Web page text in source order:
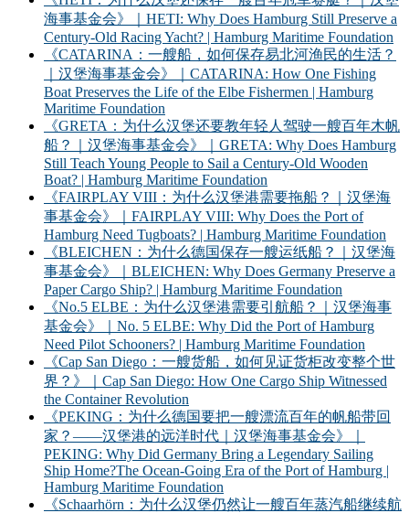
海事基金会》｜HETI: Why Does Hamburg Still Preserve a
Century-Old Racing Yacht? | Hamburg Maritime Foundation
《CATARINA：一艘船，如何保存易北河渔民的生活？
｜汉堡海事基金会》｜CATARINA: How One Fishing
Boat Preserves the Life of the Elbe Fishermen | Hamburg
Maritime Foundation
《GRETA：为什么汉堡还要教年轻人驾驶一艘百年木帆
船？｜汉堡海事基金会》｜GRETA: Why Does Hamburg
Still Teach Young People to Sail a Century-Old Wooden
Boat? | Hamburg Maritime Foundation
《FAIRPLAY VIII：为什么汉堡港需要拖船？｜汉堡海
事基金会》｜FAIRPLAY VIII: Why Does the Port of
Hamburg Need Tugboats? | Hamburg Maritime Foundation
《BLEICHEN：为什么德国保存一艘运纸船？｜汉堡海
事基金会》｜BLEICHEN: Why Does Germany Preserve a
Paper Cargo Ship? | Hamburg Maritime Foundation
《No.5 ELBE：为什么汉堡港需要引航船？｜汉堡海事
基金会》｜No. 5 ELBE: Why Did the Port of Hamburg
Need Pilot Schooners? | Hamburg Maritime Foundation
《Cap San Diego：一艘货船，如何见证货柜改变整个世
界？》｜Cap San Diego: How One Cargo Ship Witnessed
the Container Revolution
《PEKING：为什么德国要把一艘漂流百年的帆船带回
家？——汉堡港的远洋时代｜汉堡海事基金会》｜
PEKING: Why Did Germany Bring a Legendary Sailing
Ship Home?The Ocean-Going Era of the Port of Hamburg |
Hamburg Maritime Foundation
《Schaarhörn：为什么汉堡仍然让一艘百年蒸汽船继续航